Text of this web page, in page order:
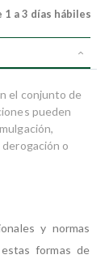
1 a 3 días hábiles
el conjunto de
pueden
o
y normas
formas de